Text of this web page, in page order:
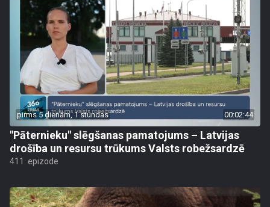
pirms 5 dienām, 1 stundas 00:02:44
"Pāternieku" slēgšanas pamatojums – Latvijas
drošība un resursu trūkums Valsts robežsardzē
411. epizode